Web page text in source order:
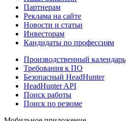
Партнерам
Реклама на сайте
Новости и статьи
Инвесторам
Кандидаты по профессиям
Производственный календарь
Требования к ПО
Безопасный HeadHunter
HeadHunter API
Поиск работы
Поиск по резюме